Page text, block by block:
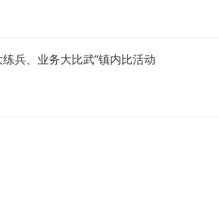
兵、业务大比武”镇内比活动